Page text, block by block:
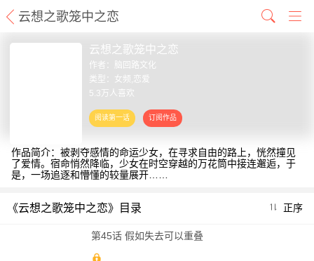
云想之歌笼中之恋
云想之歌笼中之恋
作者：
脑回路文化
类型：女频,恋爱
5.3万人喜欢
作品简介：被剥夺感情的命运少女，在寻求自由的路上，恍然撞见
了爱情。宿命悄然降临，少女在时空穿越的万花筒中接连邂逅，于
是，一场追逐和懵懂的较量展开……
《云想之歌笼中之恋》目录 正序
第45话 假如失去可以重叠